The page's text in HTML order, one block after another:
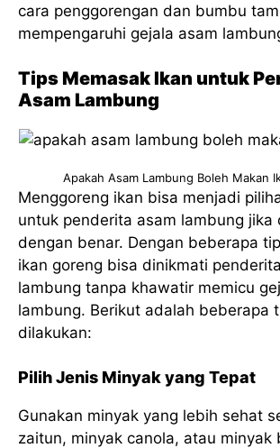
cara penggorengan dan bumbu
mempengaruhi gejala asam
Tips Memasak Ikan untuk
Asam Lambung
Apakah Asam Lambung Boleh Makan
Menggoreng ikan bisa menjadi
untuk penderita asam lambung jika
dengan benar. Dengan beberapa
ikan goreng bisa dinikmati
lambung tanpa khawatir memicu
lambung. Berikut adalah beberapa
dilakukan:
Pilih Jenis Minyak yang Tepat
Gunakan minyak yang lebih sehat
zaitun, minyak canola, atau minyak